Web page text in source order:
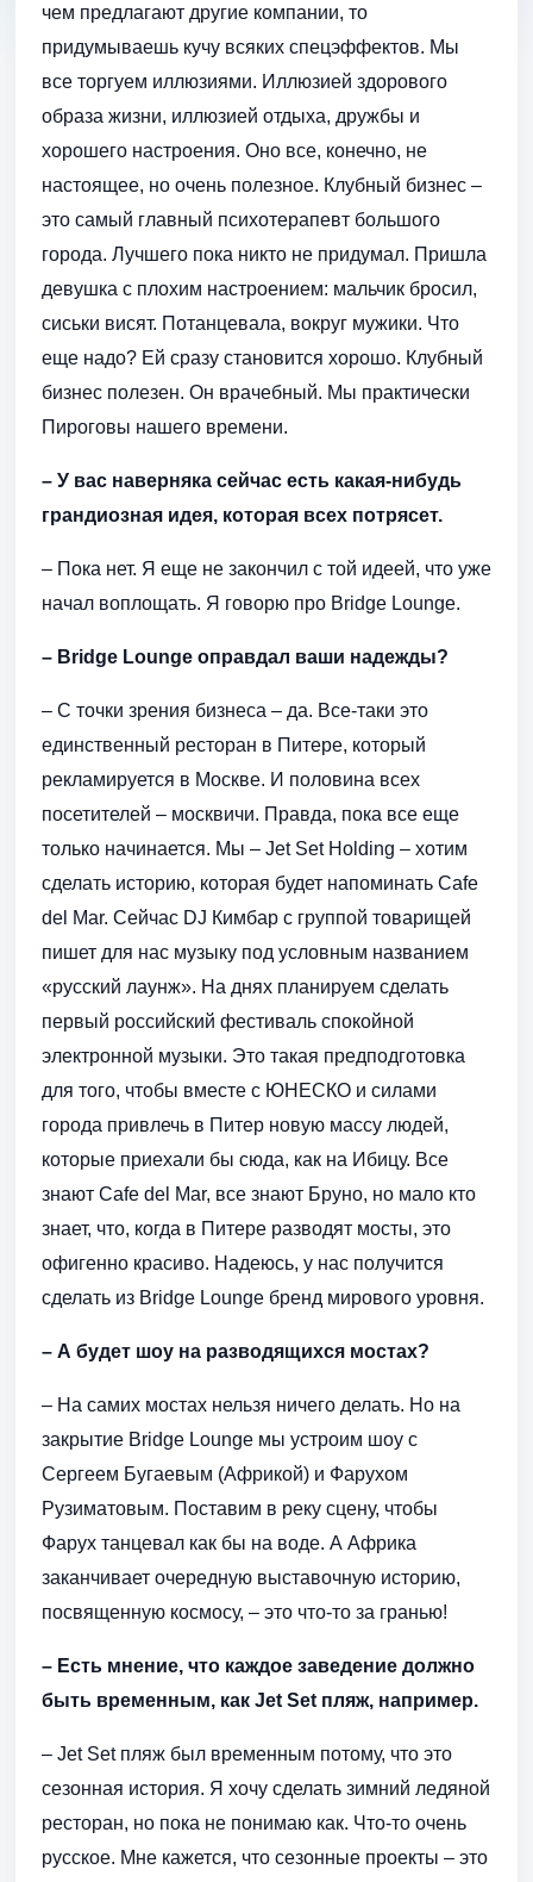
чем предлагают другие компании, то
придумываешь кучу всяких спецэффектов. Мы
все торгуем иллюзиями. Иллюзией здорового
образа жизни, иллюзией отдыха, дружбы и
хорошего настроения. Оно все, конечно, не
настоящее, но очень полезное. Клубный бизнес –
это самый главный психотерапевт большого
города. Лучшего пока никто не придумал. Пришла
девушка с плохим настроением: мальчик бросил,
сиськи висят. Потанцевала, вокруг мужики. Что
еще надо? Ей сразу становится хорошо. Клубный
бизнес полезен. Он врачебный. Мы практически
Пироговы нашего времени.
– У вас наверняка сейчас есть какая-нибудь
грандиозная идея, которая всех потрясет.
– Пока нет. Я еще не закончил с той идеей, что уже
начал воплощать. Я говорю про Bridge Lounge.
– Bridge Lounge оправдал ваши надежды?
– С точки зрения бизнеса – да. Все-таки это
единственный ресторан в Питере, который
рекламируется в Москве. И половина всех
посетителей – москвичи. Правда, пока все еще
только начинается. Мы – Jet Set Holding – хотим
сделать историю, которая будет напоминать Cafe
del Mar. Сейчас DJ Кимбар с группой товарищей
пишет для нас музыку под условным названием
«русский лаунж». На днях планируем сделать
первый российский фестиваль спокойной
электронной музыки. Это такая предподготовка
для того, чтобы вместе с ЮНЕСКО и силами
города привлечь в Питер новую массу людей,
которые приехали бы сюда, как на Ибицу. Все
знают Cafe del Mar, все знают Бруно, но мало кто
знает, что, когда в Питере разводят мосты, это
офигенно красиво. Надеюсь, у нас получится
сделать из Bridge Lounge бренд мирового уровня.
– А будет шоу на разводящихся мостах?
– На самих мостах нельзя ничего делать. Но на
закрытие Bridge Lounge мы устроим шоу с
Сергеем Бугаевым (Африкой) и Фарухом
Рузиматовым. Поставим в реку сцену, чтобы
Фарух танцевал как бы на воде. А Африка
заканчивает очередную выставочную историю,
посвященную космосу, – это что-то за гранью!
– Есть мнение, что каждое заведение должно
быть временным, как Jet Set пляж, например.
– Jet Set пляж был временным потому, что это
сезонная история. Я хочу сделать зимний ледяной
ресторан, но пока не понимаю как. Что-то очень
русское. Мне кажется, что сезонные проекты – это